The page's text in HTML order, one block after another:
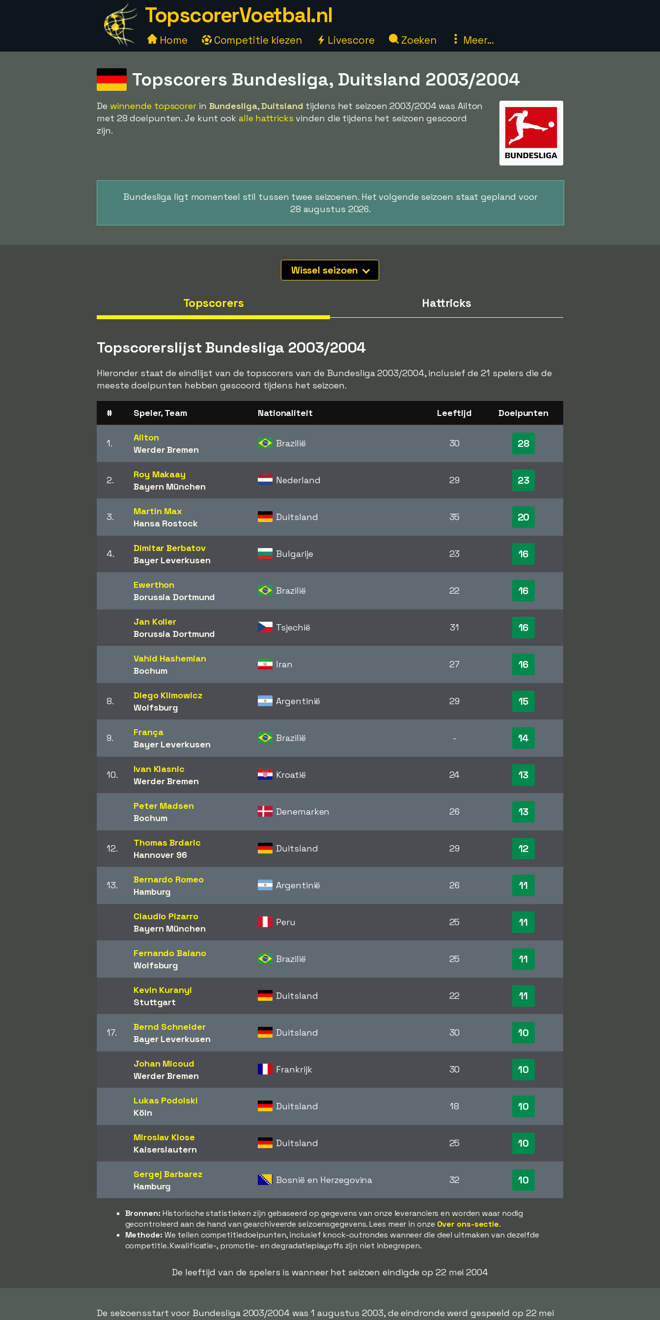
TopscorerVoetbal.nl
Home Competitie kiezen Livescore Zoeken Meer...
Topscorers Bundesliga, Duitsland 2003/2004
De winnende topscorerin Bundesliga,Duitsland tijdens het seizoen 2003/2004 was Ailton
met 28 doelpunten. Je kunt ook alle hattricks vinden die tijdens het seizoen gescoord
zijn.
Bundesliga ligt momenteel stil tussen twee seizoenen. Het volgende seizoen staat gepland voor
28 augustus 2026.
Wissel seizoen
Topscorers Hattricks
Topscorerslijst Bundesliga 2003/2004
Hieronder staat de eindlijst van de topscorers van de Bundesliga 2003/2004, inclusief de 21 spelers die de
meeste doelpunten hebben gescoord tijdens het seizoen.
# Speler, Team Nationaliteit Leeftijd Doelpunten
1.
Ailton
Werder Bremen
Brazilië 30 28
2.
Roy Makaay
Bayern München
Nederland 29 23
3.
Martin Max
Hansa Rostock
Duitsland 35 20
4.
Dimitar Berbatov
Bayer Leverkusen
Bulgarije 23 16
Ewerthon
Borussia Dortmund
Brazilië 22 16
Jan Koller
Borussia Dortmund
Tsjechië 31 16
Vahid Hashemian
Bochum
Iran 27 16
8.
Diego Klimowicz
Wolfsburg
Argentinië 29 15
9.
França
Bayer Leverkusen
Brazilië - 14
10.
Ivan Klasnic
Werder Bremen
Kroatië 24 13
Peter Madsen
Bochum
Denemarken 26 13
12.
Thomas Brdaric
Hannover 96
Duitsland 29 12
13.
Bernardo Romeo
Hamburg
Argentinië 26 11
Claudio Pizarro
Bayern München
Peru 25 11
Fernando Baiano
Wolfsburg
Brazilië 25 11
Kevin Kuranyi
Stuttgart
Duitsland 22 11
17.
Bernd Schneider
Bayer Leverkusen
Duitsland 30 10
Johan Micoud
Werder Bremen
Frankrijk 30 10
Lukas Podolski
Köln
Duitsland 18 10
Miroslav Klose
Kaiserslautern
Duitsland 25 10
Sergej Barbarez
Hamburg
Bosnië en Herzegovina 32 10
Bronnen: Historische statistieken zijn gebaseerd op gegevens van onze leveranciers en worden waar nodig
gecontroleerd aan de hand van gearchiveerde seizoensgegevens. Lees meer in onze Over ons-sectie.
Methode: We tellen competitiedoelpunten, inclusief knock-outrondes wanneer die deel uitmaken van dezelfde
competitie. Kwalificatie-, promotie- en degradatieplayoffs zijn niet inbegrepen.
De leeftijd van de spelers is wanneer het seizoen eindigde op 22 mei 2004
De seizoensstart voor Bundesliga 2003/2004 was 1 augustus 2003, de eindronde werd gespeeld op 22 mei